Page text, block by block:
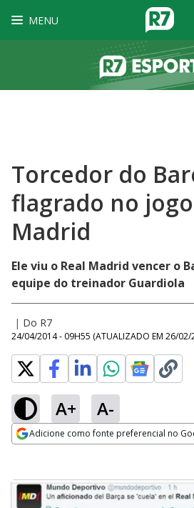
MENU
Torcedor do
flagrado no
Madrid
Ele viu o Real Madrid vencer o
equipe do treinador Guardiola
| Do R7
24/04/2014 - 09H55 (ATUALIZADO EM 26/02/
A+ A-
Adicione como fonte preferencial no